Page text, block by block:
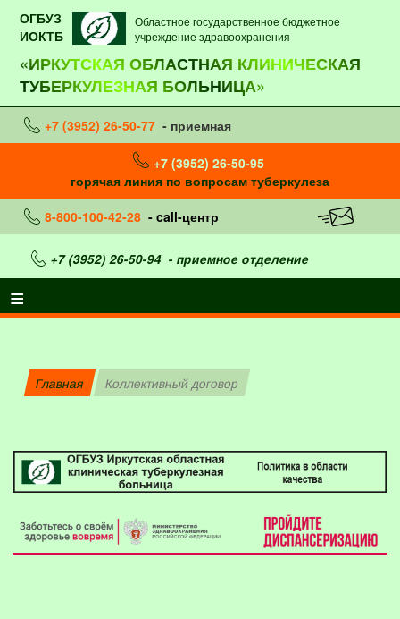
ОГБУЗ
ИОКТБ
Областное государственное бюджетное
учреждение здравоохранения
«ИРКУТСКАЯ ОБЛАСТНАЯ КЛИНИЧЕСКАЯ
ТУБЕРКУЛЕЗНАЯ БОЛЬНИЦА»
+7 (3952) 26-50-77 - приемная
+7 (3952) 26-50-95
горячая линия по вопросам туберкулеза
8-800-100-42-28 - call-центр
+7 (3952) 26-50-94- приемное отделение
Главная Коллективный договор